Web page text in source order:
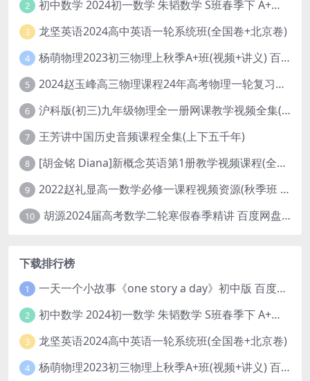
2 初中数学 2024初一数学 朱韬数学 S班春季下 A+班春季下 百度云网盘
3 龙坚英语2024高中英语一轮系统班(全国卷+北京卷)
4 杨萌物理2023初三物理上秋季A+班(视频+讲义) 百度网盘分享
5 2024赵玉峰高三物理课程24年高考物理一轮复习网课教程
6 沪科版(初三)九年级物理全一册网课教学视频全集(录播版 杜春雨 66讲)
7 王芳讲中国历史音频课程全集(上下五千年)
8 [胡金铭 Diana]新概念英语第1册教学视频课程(全集 百度网盘下载)
9 2022赵礼显高一数学必修一课程视频资源(秋季班 含讲义)百度网盘云
10 胡源2024届高考数学二轮寒假春季精讲 百度网盘分享
下载排行榜
1 一天一个小故事《one story a day》初中版 百度网盘分享下载
2 初中数学 2024初一数学 朱韬数学 S班春季下 A+班春季下 百度云网盘
3 龙坚英语2024高中英语一轮系统班(全国卷+北京卷)
4 杨萌物理2023初三物理上秋季A+班(视频+讲义) 百度网盘分享